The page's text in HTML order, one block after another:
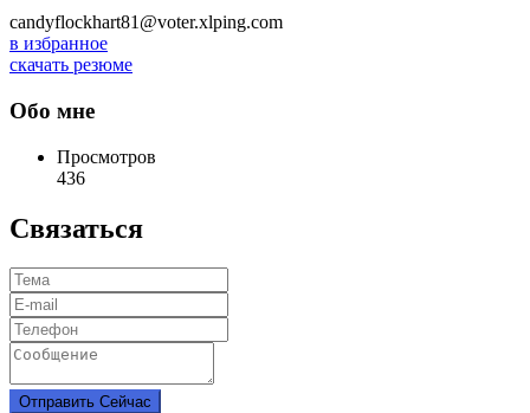
candyflockhart81@voter.xlping.com
в избранное
скачать резюме
Обо мне
Просмотров
436
Связаться
Отправить Сейчас